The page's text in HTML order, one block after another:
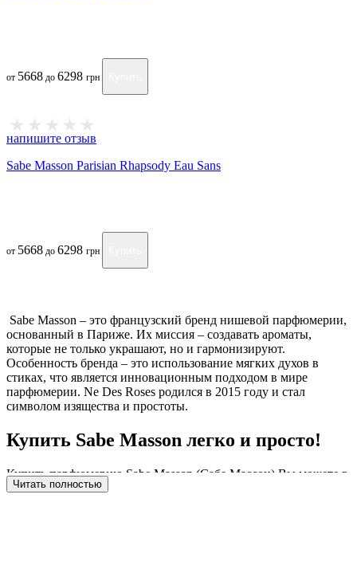
от 5668 до 6298 грн
напишите отзыв
Sabe Masson Parisian Rhapsody Eau Sans
от 5668 до 6298 грн
Sabe Masson – это французский бренд нишевой парфюмерии,
основанный в Париже. Их миссия – создавать ароматы,
которые не только украшают, но и гармонизируют.
Особенность бренда – это использование мягких духов в
стиках, что является инновационным подходом в мире
парфюмерии. Ne Des Roses родился в 2015 году и стал
символом изящества и простоты.
Купить Sabe Masson легко и просто!
Купить парфюмерию Sabe Masson (Сабе Массон) Вы можете в
нашем интернет магазине в Киеве, Одессе и по всей Украине.
Читать полностью